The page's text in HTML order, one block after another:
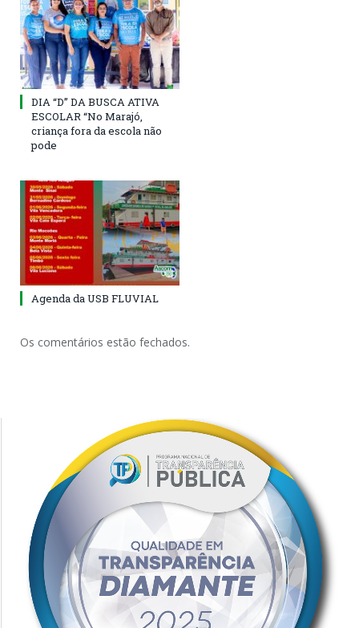
DIA “D” DA BUSCA ATIVA
ESCOLAR “No Marajó,
criança fora da escola não
pode
Agenda da USB FLUVIAL
Os comentários estão fechados.